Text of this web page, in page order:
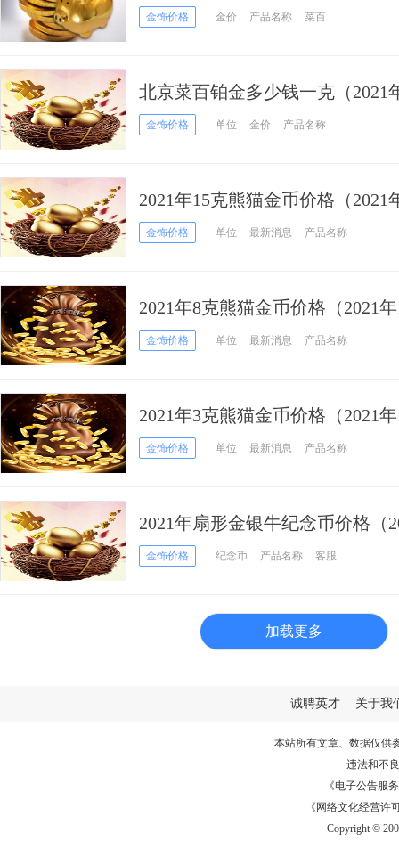
金饰价格 金价 产品名称 菜百
北京菜百铂金多少钱一克（2021
金饰价格 单位 金价 产品名称
2021年15克熊猫金币价格（2021
金饰价格 单位 最新消息 产品名称
2021年8克熊猫金币价格（2021
金饰价格 单位 最新消息 产品名称
2021年3克熊猫金币价格（2021
金饰价格 单位 最新消息 产品名称
2021年扇形金银牛纪念币价格（
金饰价格 纪念币 产品名称 客服
加载更多
诚聘英才 关于我
本站所有文章、数据仅供
违法和不
《电子公告服务
《网络文化经营许
Copyright ©